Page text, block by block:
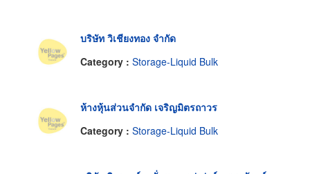
บริษัท วิเชียงทอง จำกัด
Category : Storage-Liquid Bulk
ห้างหุ้นส่วนจำกัด เจริญมิตรถาวร
Category : Storage-Liquid Bulk